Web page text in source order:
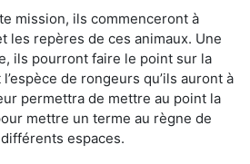
mission, ils commenceront à
les repères de ces animaux. Une
ils pourront faire le point sur la
de rongeurs qu’ils auront à
permettra de mettre au point la
mettre un terme au règne de
espaces.